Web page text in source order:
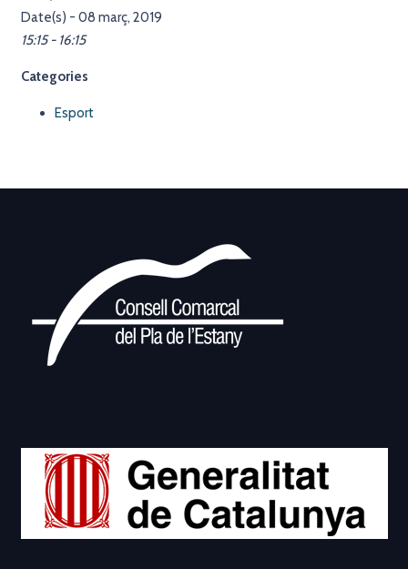
Date(s) - 08 març, 2019
15:15 - 16:15
Categories
Esport